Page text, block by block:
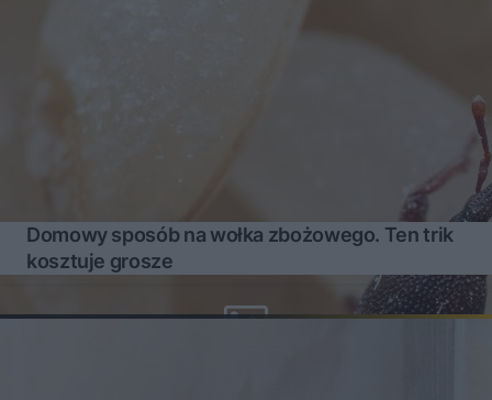
Domowy sposób na wołka zbożowego. Ten trik
kosztuje grosze